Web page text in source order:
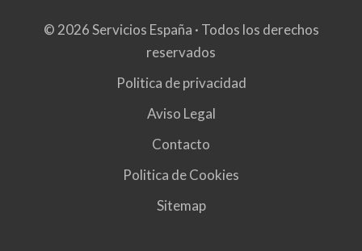
© 2026 Servicios España · Todos los derechos
reservados
Politica de privacidad
Aviso Legal
Contacto
Politica de Cookies
Sitemap